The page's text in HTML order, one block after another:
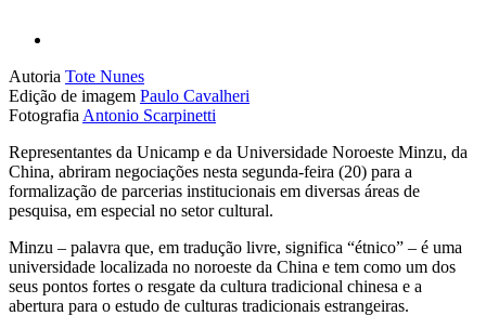
Autoria Tote Nunes
Edição de imagem Paulo Cavalheri
Fotografia Antonio Scarpinetti
Representantes da Unicamp e da Universidade Noroeste Minzu, da
China, abriram negociações nesta segunda-feira (20) para a
formalização de parcerias institucionais em diversas áreas de
pesquisa, em especial no setor cultural.
Minzu – palavra que, em tradução livre, significa “étnico” – é uma
universidade localizada no noroeste da China e tem como um dos
seus pontos fortes o resgate da cultura tradicional chinesa e a
abertura para o estudo de culturas tradicionais estrangeiras.